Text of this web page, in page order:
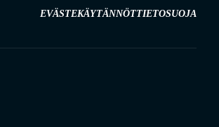
EVÄSTEKÄYTÄNNÖTTIETOSUOJA